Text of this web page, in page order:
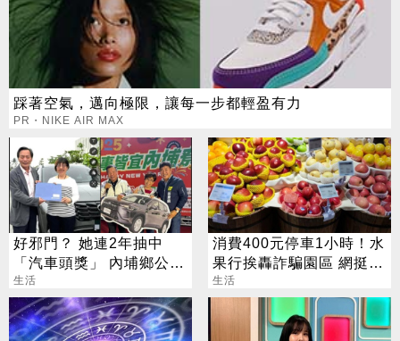
踩著空氣，邁向極限，讓每一步都輕盈有力
PR・NIKE AIR MAX
好邪門？ 她連2年抽中
「汽車頭獎」 內埔鄉公所
說話了
生活
消費400元停車1小時！水
果行挨轟詐騙園區 網挺店
家：很正常
生活